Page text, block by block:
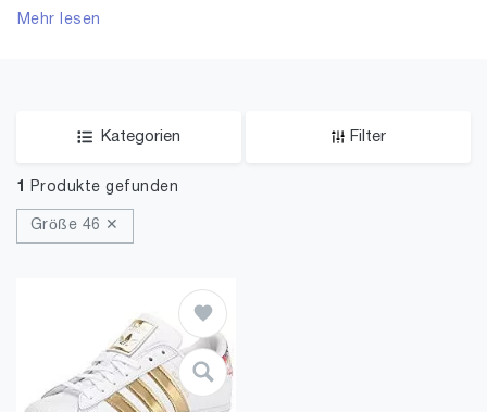
an Sneaker & Sportschuhe in Größe 46 und alle Trends
Mehr lesen
Kategorien Filter
1 Produkte gefunden
Größe 46 ✕